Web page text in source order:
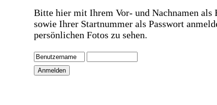
Bitte hier mit Ihrem Vor- und Nachnamen als
sowie Ihrer Startnummer als Passwort
persönlichen Fotos zu sehen.